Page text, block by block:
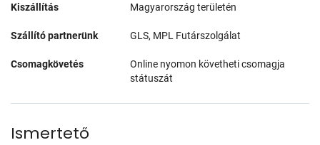
Kiszállítás Magyarország területén
Szállító partnerünk GLS, MPL Futárszolgálat
Csomagkövetés
Online nyomon követheti csomagja
státuszát
Ismertető